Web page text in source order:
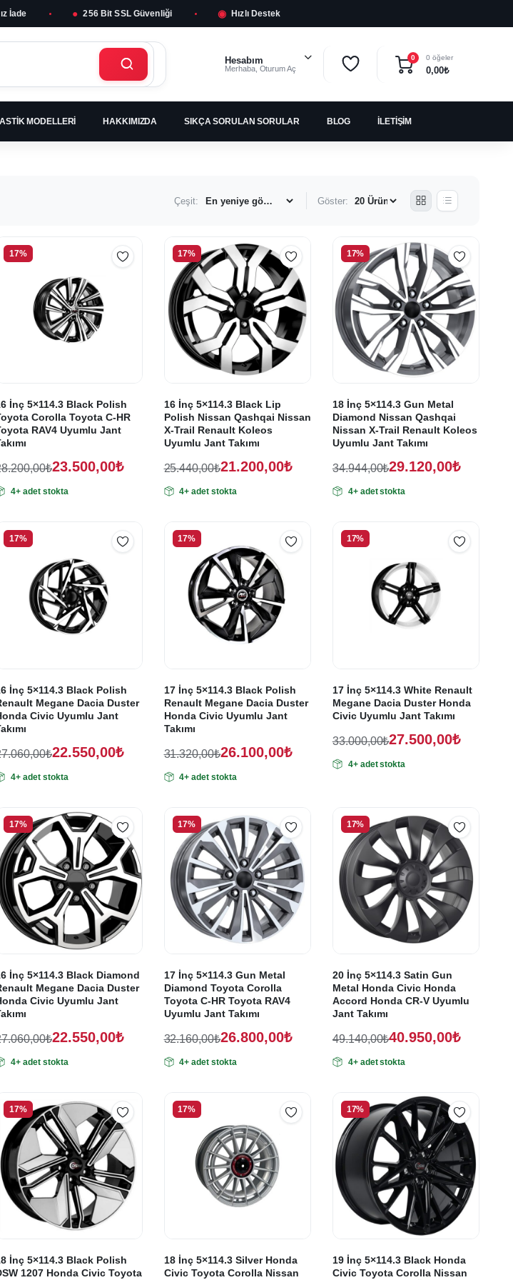
İade ● 256 Bit SSL Güvenliği ◉ Hızlı Destek
Hesabım
Merhaba, Oturum Aç
0 0 öğeler
0,00₺
MODELLERI HAKKIMIZDA SIKÇA SORULAN SORULAR BLOG İLETIŞIM
Çeşit: Göster:
17%
İnç 5×114.3 Black Polish
Corolla Toyota C-HR
RAV4 Uyumlu Jant
₺
Orijinal
23.500,00₺
Şu
23.500,00₺.
4+ adet stokta
17%
16 İnç 5×114.3 Black Lip
Polish Nissan Qashqai Nissan
X-Trail Renault Koleos
Uyumlu Jant Takımı
25.440,00₺
Orijinal
fiyat:
21.200,00₺
Şu
andaki
21.200,00₺.
4+ adet stokta
17%
18 İnç 5×114.3 Gun Metal
Diamond Nissan Qashqai
Nissan X-Trail Renault Koleos
Uyumlu Jant Takımı
34.944,00₺
Orijinal
fiyat:
29.120,00₺
Şu
andaki
29.120,00₺.
4+ adet stokta
17%
İnç 5×114.3 Black Polish
Megane Dacia Duster
Civic Uyumlu Jant
₺
Orijinal
22.550,00₺
Şu
22.550,00₺.
4+ adet stokta
17%
17 İnç 5×114.3 Black Polish
Renault Megane Dacia Duster
Honda Civic Uyumlu Jant
Takımı
31.320,00₺
Orijinal
fiyat:
26.100,00₺
Şu
andaki
26.100,00₺.
4+ adet stokta
17%
17 İnç 5×114.3 White Renault
Megane Dacia Duster Honda
Civic Uyumlu Jant Takımı
33.000,00₺
Orijinal
fiyat:
27.500,00₺
Şu
andaki
4+ adet stokta
17%
İnç 5×114.3 Black Diamond
Megane Dacia Duster
Civic Uyumlu Jant
₺
Orijinal
22.550,00₺
Şu
22.550,00₺.
4+ adet stokta
17%
17 İnç 5×114.3 Gun Metal
Diamond Toyota Corolla
Toyota C-HR Toyota RAV4
Uyumlu Jant Takımı
32.160,00₺
Orijinal
fiyat:
26.800,00₺
Şu
andaki
26.800,00₺.
4+ adet stokta
17%
20 İnç 5×114.3 Satin Gun
Metal Honda Civic Honda
Accord Honda CR-V Uyumlu
Jant Takımı
49.140,00₺
Orijinal
fiyat:
40.950,00₺
Şu
andaki
40.950,00₺.
4+ adet stokta
17%
İnç 5×114.3 Black Polish
1207 Honda Civic Toyota
17%
18 İnç 5×114.3 Silver Honda
Civic Toyota Corolla Nissan
17%
19 İnç 5×114.3 Black Honda
Civic Toyota Corolla Nissan